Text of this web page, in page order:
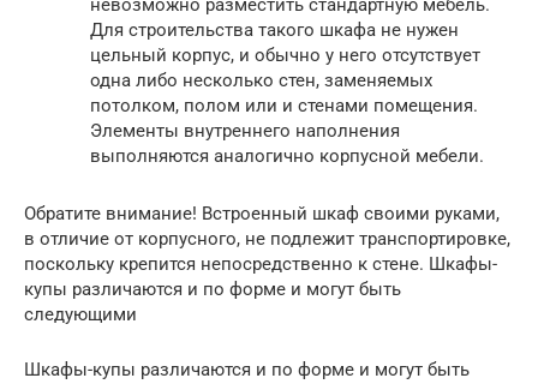
невозможно разместить стандартную мебель.
Для строительства такого шкафа не нужен
цельный корпус, и обычно у него отсутствует
одна либо несколько стен, заменяемых
потолком, полом или и стенами помещения.
Элементы внутреннего наполнения
выполняются аналогично корпусной мебели.
Обратите внимание! Встроенный шкаф своими руками,
в отличие от корпусного, не подлежит транспортировке,
поскольку крепится непосредственно к стене. Шкафы-
купы различаются и по форме и могут быть
следующими
Шкафы-купы различаются и по форме и могут быть